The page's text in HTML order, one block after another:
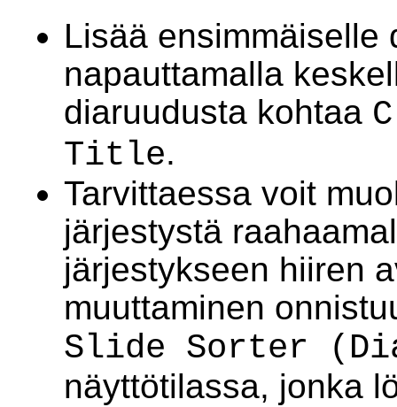
Lisää ensimmäiselle
napauttamalla
diaruudusta kohtaa
Title.
Tarvittaessa voit
järjestystä
järjestykseen hiiren
muuttaminen
Slide Sorter
näyttötilassa, jonka